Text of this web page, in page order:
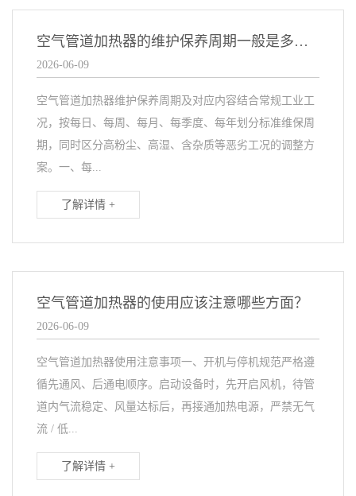
空气管道加热器的维护保养周期一般是多久？
2026-06-09
空气管道加热器维护保养周期及对应内容结合常规工业工
况，按每日、每周、每月、每季度、每年划分标准维保周
期，同时区分高粉尘、高湿、含杂质等恶劣工况的调整方
案。一、每...
了解详情 +
空气管道加热器的使用应该注意哪些方面？
2026-06-09
空气管道加热器使用注意事项一、开机与停机规范严格遵
循先通风、后通电顺序。启动设备时，先开启风机，待管
道内气流稳定、风量达标后，再接通加热电源，严禁无气
流 / 低...
了解详情 +